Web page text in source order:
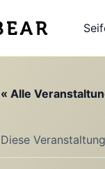
« Alle
Diese